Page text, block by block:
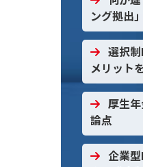
ング拠出
選択制
メリット
厚生
論点
企業型